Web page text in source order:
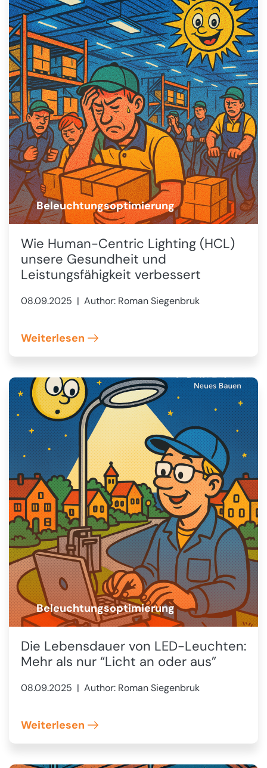
💡Beleuchtungsoptimierung
Wie Human-Centric Lighting (HCL)
unsere Gesundheit und
Leistungsfähigkeit verbessert
08.09.2025 | Author: Roman Siegenbruk
Weiterlesen
💡Beleuchtungsoptimierung
Die Lebensdauer von LED-Leuchten:
Mehr als nur “Licht an oder aus”
08.09.2025 | Author: Roman Siegenbruk
Weiterlesen